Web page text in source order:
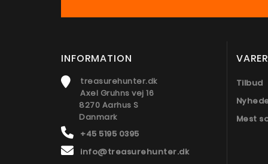
INFORMATION
treasurehunter.dk
Axel Gruhns vej 16
8270 Aarhus S
Danmark
+45 5195 0395
info@treasurehunter.dk
VARER
Tilbud
Mest